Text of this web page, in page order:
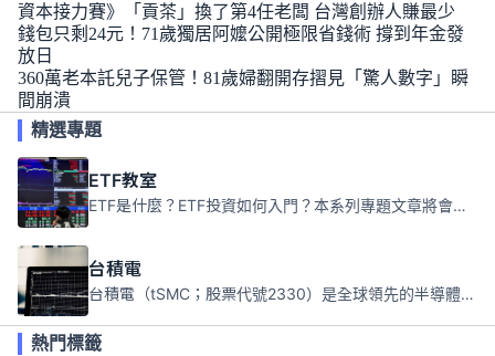
資本接力賽》「貢茶」換了第4任老闆 台灣創辦人賺最少
錢包只剩24元！71歲獨居阿嬤公開極限省錢術 撐到年金發
放日
360萬老本託兒子保管！81歲婦翻開存摺見「驚人數字」瞬
間崩潰
精選專題
ETF教室
ETF是什麼？ETF投資如何入門？本系列專題文章將會告訴你新手必須知道的ETF基礎知識。
台積電
台積電（tSMC；股票代號2330）是全球領先的半導體代工公司，成立於1987年，總部位於台灣新竹。且已於美國、日本、德國及中國設廠，台積電是全球首家專業積體電路製造服務公司，也是全球最先進和最大規模的半導體代工廠。
熱門標籤